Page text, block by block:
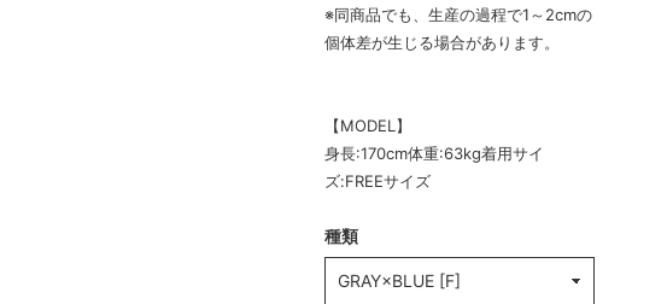
※同商品でも、生産の過程で1～2cmの
個体差が生じる場合があります。
【MODEL】
身長:170cm体重:63kg着用サイ
ズ:FREEサイズ
種類